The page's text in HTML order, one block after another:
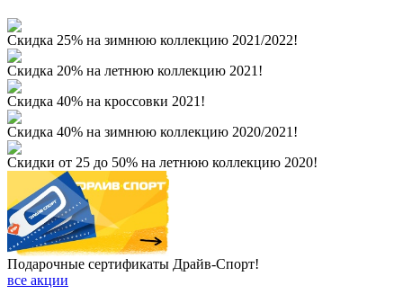
Скидка 25% на зимнюю коллекцию 2021/2022!
Скидка 20% на летнюю коллекцию 2021!
Скидка 40% на кроссовки 2021!
Скидка 40% на зимнюю коллекцию 2020/2021!
Скидки от 25 до 50% на летнюю коллекцию 2020!
Подарочные сертификаты Драйв-Спорт!
все акции